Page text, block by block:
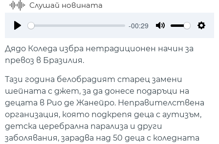
Слушай новината
-00:29
Дядо Коледа избра нетрадиционен начин за
превоз в Бразилия.
Тази година белобрадият старец замени
шейната с джет, за да донесе подаръци на
децата в Рио де Жанейро. Неправителствена
организация, която подкрепя деца с аутизъм,
детска церебрална парализа и други
заболявания, зарадва над 50 деца с коледната